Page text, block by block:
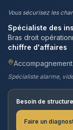
Vous sécurisez les
Spécialiste des
Bras droit
chiffre d'affaires
Spécialiste alarme,
Besoin de
Faire un